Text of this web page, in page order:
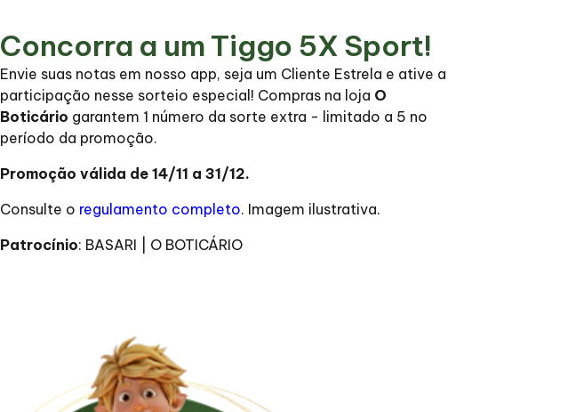
Concorra a um Tiggo 5X Sport!
Envie suas notas em nosso app, seja um Cliente Estrela e ative a
participação nesse sorteio especial! Compras na loja O
Boticário garantem 1 número da sorte extra - limitado a 5 no
período da promoção.
Promoção válida de 14/11 a 31/12.
Consulte o regulamento completo. Imagem ilustrativa.
Patrocínio: BASARI | O BOTICÁRIO